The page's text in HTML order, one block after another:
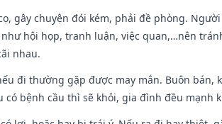
gây chuyện đói kém, phải đề phòng.
hội họp, tranh luận, việc quan,…nên
nhau.
đi thường gặp được may mắn. Buôn bán,
bệnh cầu thì sẽ khỏi, gia đình đều mạnh